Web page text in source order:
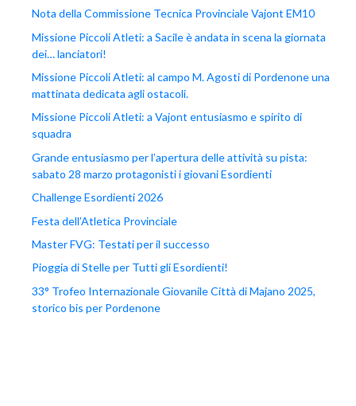
Nota della Commissione Tecnica Provinciale Vajont EM10
Missione Piccoli Atleti: a Sacile è andata in scena la giornata
dei… lanciatori!
Missione Piccoli Atleti: al campo M. Agosti di Pordenone una
mattinata dedicata agli ostacoli.
Missione Piccoli Atleti: a Vajont entusiasmo e spirito di
squadra
Grande entusiasmo per l’apertura delle attività su pista:
sabato 28 marzo protagonisti i giovani Esordienti
Challenge Esordienti 2026
Festa dell’Atletica Provinciale
Master FVG: Testati per il successo
Pioggia di Stelle per Tutti gli Esordienti!
33° Trofeo Internazionale Giovanile Città di Majano 2025,
storico bis per Pordenone